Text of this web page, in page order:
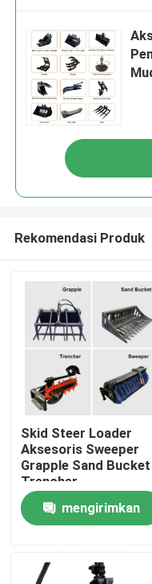
Rumah
Rekomendasi Produk
Skid Steer Loader
Aksesoris Sweeper
Grapple Sand Bucket
Trencher
mengirimkan